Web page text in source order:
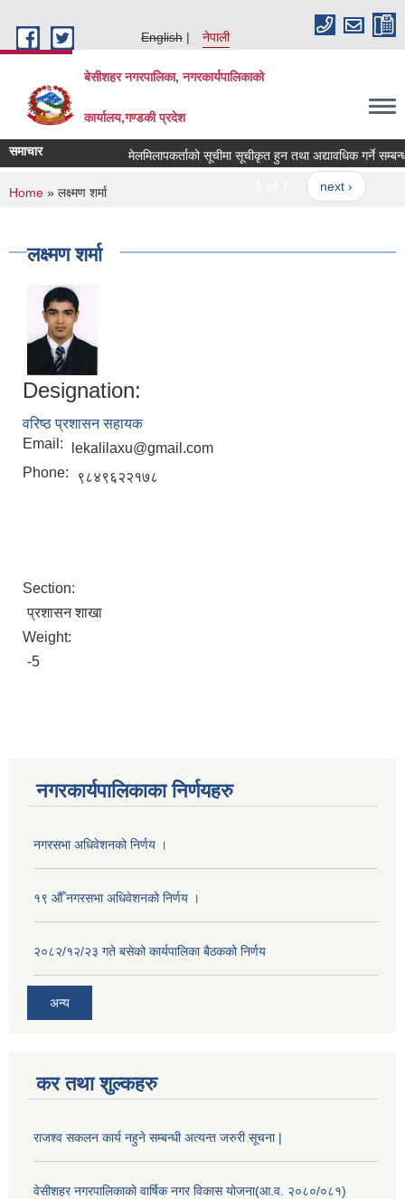
English
नेपाली
बेसीशहर नगरपालिका, नगरकार्यपालिकाको
कार्यालय,गण्डकी प्रदेश
समाचार मेलमिलापकर्ताको सूचीमा सूचीकृत हुन तथा अद्यावधिक गर्ने सम्बन्धी
next ›
You are here
Home » लक्ष्मण शर्मा
लक्ष्मण शर्मा
Designation:
वरिष्ठ प्रशासन सहायक
Email:
lekalilaxu@gmail.com
Phone:
९८४९६२२१७८
Section:
प्रशासन शाखा
Weight:
-5
नगरकार्यपालिकाका निर्णयहरु
नगरसभा अधिवेशनको निर्णय ।
१९ औँ नगरसभा अधिवेशनको निर्णय ।
२०८२/१२/२३ गते बसेको कार्यपालिका बैठकको निर्णय
अन्य
कर तथा शुल्कहरु
राजश्व सकलन कार्य नहुने सम्बन्धी अत्यन्त जरुरी सूचना |
वेसीशहर नगरपालिकाको वार्षिक नगर विकास योजना(आ.व. २०८०/०८१)